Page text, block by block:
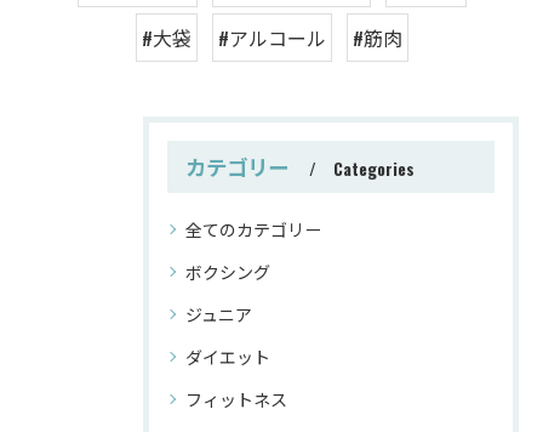
#大袋
#アルコール #筋肉
カテゴリー Categories
全てのカテゴリー
ボクシング
ジュニア
ダイエット
フィットネス